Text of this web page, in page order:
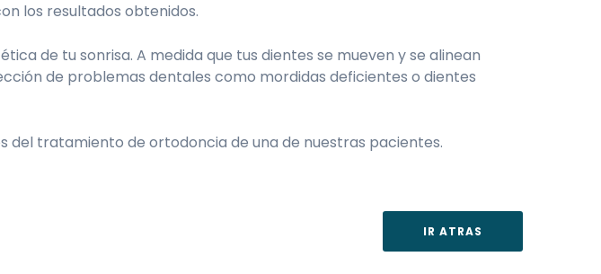
los resultados obtenidos.
de tu sonrisa. A medida que tus dientes se mueven y se alinean
de problemas dentales como mordidas deficientes o dientes
del tratamiento de ortodoncia de una de nuestras pacientes.
IR ATRAS